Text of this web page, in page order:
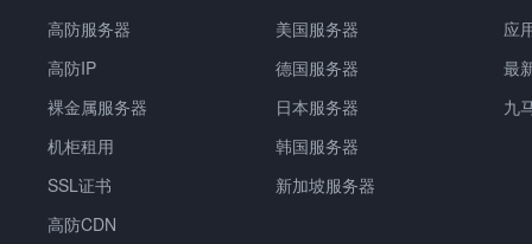
高防服务器
高防IP
裸金属服务器
机柜租用
SSL证书
高防CDN
美国服务器
德国服务器
日本服务器
韩国服务器
新加坡服务器
应
最
九